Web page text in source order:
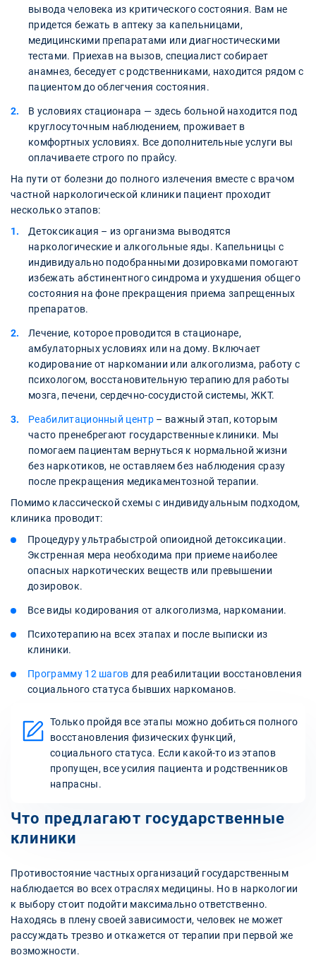
вывода человека из критического состояния. Вам не
придется бежать в аптеку за капельницами,
медицинскими препаратами или диагностическими
тестами. Приехав на вызов, специалист собирает
анамнез, беседует с родственниками, находится рядом с
пациентом до облегчения состояния.
В условиях стационара — здесь больной находится под
круглосуточным наблюдением, проживает в
комфортных условиях. Все дополнительные услуги вы
оплачиваете строго по прайсу.
На пути от болезни до полного излечения вместе с врачом
частной наркологической клиники пациент проходит
несколько этапов:
Детоксикация – из организма выводятся
наркологические и алкогольные яды. Капельницы с
индивидуально подобранными дозировками помогают
избежать абстинентного синдрома и ухудшения общего
состояния на фоне прекращения приема запрещенных
препаратов.
Лечение, которое проводится в стационаре,
амбулаторных условиях или на дому. Включает
кодирование от наркомании или алкоголизма, работу с
психологом, восстановительную терапию для работы
мозга, печени, сердечно-сосудистой системы, ЖКТ.
Реабилитационный центр – важный этап, которым
часто пренебрегают государственные клиники. Мы
помогаем пациентам вернуться к нормальной жизни
без наркотиков, не оставляем без наблюдения сразу
после прекращения медикаментозной терапии.
Помимо классической схемы с индивидуальным подходом,
клиника проводит:
Процедуру ультрабыстрой опиоидной детоксикации.
Экстренная мера необходима при приеме наиболее
опасных наркотических веществ или превышении
дозировок.
Все виды кодирования от алкоголизма, наркомании.
Психотерапию на всех этапах и после выписки из
клиники.
Программу 12 шагов для реабилитации восстановления
социального статуса бывших наркоманов.
Только пройдя все этапы можно добиться полного
восстановления физических функций,
социального статуса. Если какой-то из этапов
пропущен, все усилия пациента и родственников
напрасны.
Что предлагают государственные
клиники
Противостояние частных организаций государственным
наблюдается во всех отраслях медицины. Но в наркологии
к выбору стоит подойти максимально ответственно.
Находясь в плену своей зависимости, человек не может
рассуждать трезво и откажется от терапии при первой же
возможности.